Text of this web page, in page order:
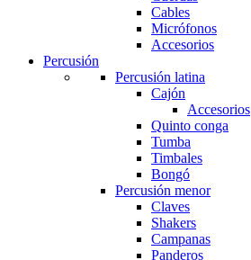
Cables
Micrófonos
Accesorios
Percusión
Percusión latina
Cajón
Accesorios
Quinto conga
Tumba
Timbales
Bongó
Percusión menor
Claves
Shakers
Campanas
Panderos